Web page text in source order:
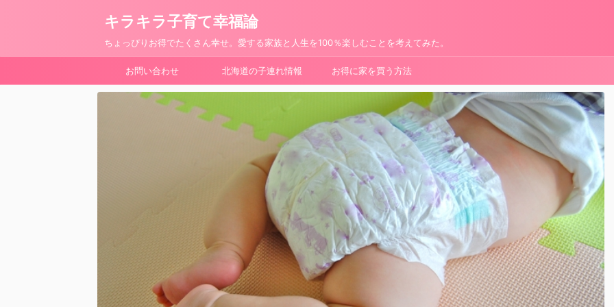
キラキラ子育て幸福論
ちょっぴりお得でたくさん幸せ。愛する家族と人生を100％楽しむことを考えてみた。
お問い合わせ 北海道の子連れ情報 お得に家を買う方法